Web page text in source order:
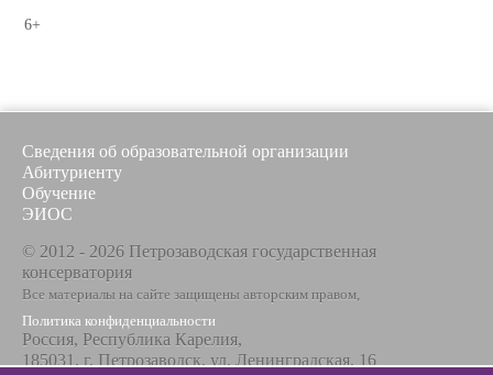
6+
Сведения об образовательной организации
Абитуриенту
Обучение
ЭИОС
© 2012 - 2026 Петрозаводская государственная
консерватория
Все материалы на сайте защищены авторским правом,
Политика конфиденциальности
Россия, Республика Карелия,
185031, г. Петрозаводск, ул. Ленинградская, 16